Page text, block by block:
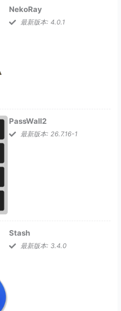
NekoRay
最新版本: 4.0.1
PassWall2
最新版本: 26.7.16-1
Stash
最新版本: 3.4.0